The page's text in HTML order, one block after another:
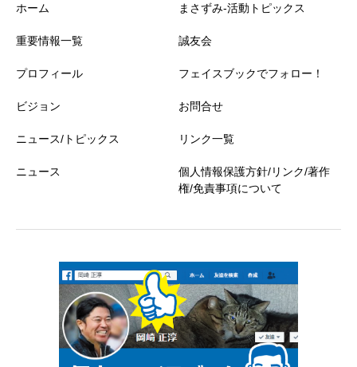
ホーム
重要情報一覧
プロフィール
ビジョン
ニュース/トピックス
ニュース
まさずみ-活動トピックス
誠友会
フェイスブックでフォロー！
お問合せ
リンク一覧
個人情報保護方針/リンク/著作
権/免責事項について